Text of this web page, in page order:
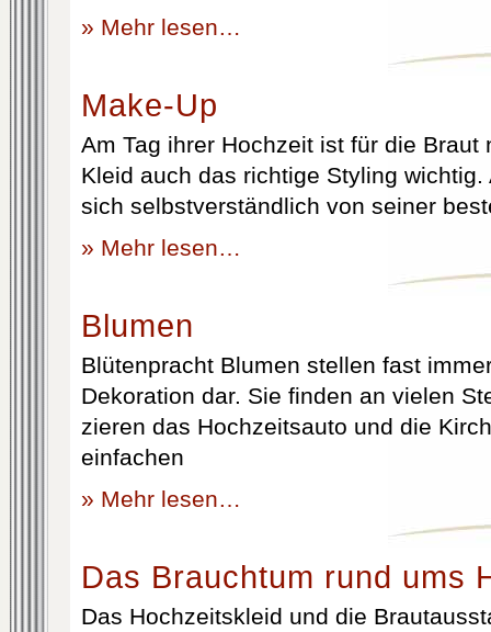
» Mehr lesen…
Make-Up
Am Tag ihrer Hochzeit ist für die Braut
Kleid auch das richtige Styling
sich selbstverständlich von seiner
» Mehr lesen…
Blumen
Blütenpracht Blumen stellen fast
Dekoration dar. Sie finden an vielen
zieren das Hochzeitsauto und die
einfachen
» Mehr lesen…
Das Brauchtum rund ums
Das Hochzeitskleid und die